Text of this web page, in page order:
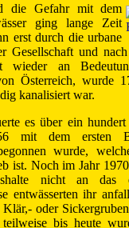
die Gefahr mit dem
ging lange Zeit
erst durch die urbane
Gesellschaft und
wieder an
Österreich, wurde
kanalisiert war.
es über ein
mit dem ersten
wurde,
ist. Noch im Jahr
nicht an das
entwässerten ihr
Klär,- oder
bis heute